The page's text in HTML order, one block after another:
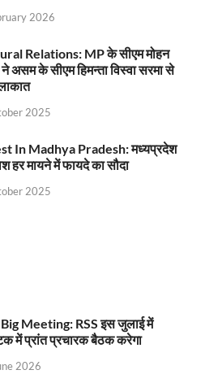
2026
Relations: MP के सीएम मोहन
असम के सीएम हिमन्ता विस्वा सरमा से
2025
In Madhya Pradesh: मध्यप्रदेश
हर मायने में फायदे का सौदा
2025
Big Meeting: RSS इस जुलाई में
में प्रांत प्रचारक बैठक करेगा
2026